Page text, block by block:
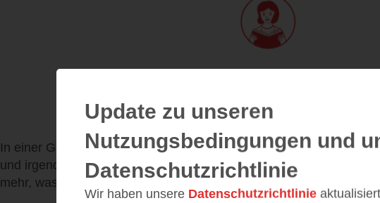
In einer Gemeinschaft der Rätselrater daheim zu sein, alle
und irgendwie selbst schon ein Rätsel, vor allem wenn man erst 25
mehr, was im Dunklen liegt und das zu ergründen, ist einfach alles,
Update zu unseren
Nutzungsbedingungen und
Datenschutzrichtlinie
Wir haben unsere Datenschutzrichtlinie